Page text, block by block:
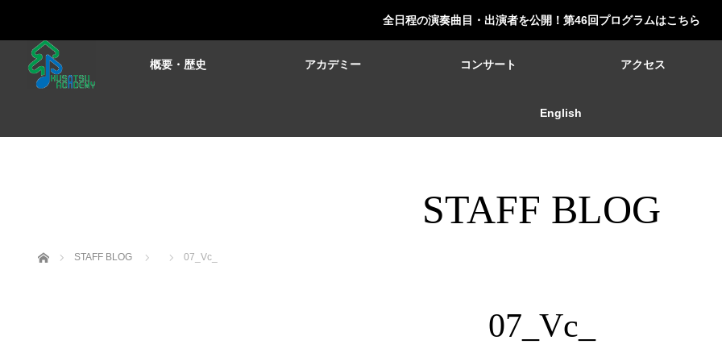
全日程の演奏曲目・出演者を公開！第46回プログラムはこちら
概要・歴史 アカデミー コンサート アクセス
English
STAFF BLOG
ホーム STAFF BLOG 07_Vc_
07_Vc_